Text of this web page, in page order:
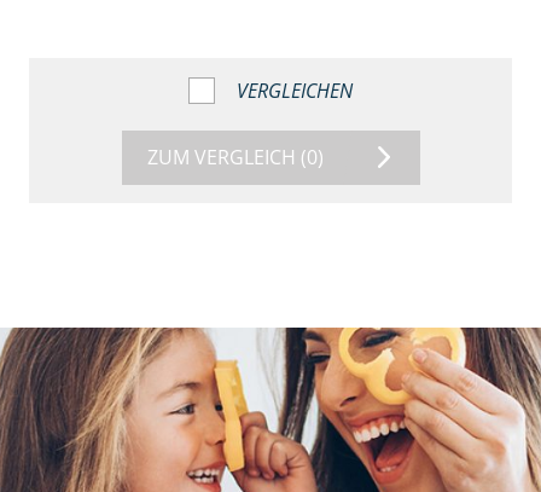
VERGLEICHEN
ZUM VERGLEICH (0)